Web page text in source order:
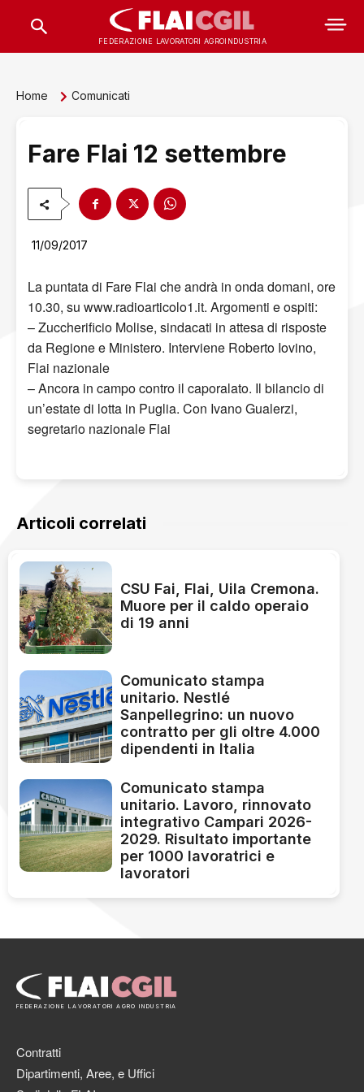
FEDERAZIONE LAVORATORI AGROINDUSTRIA
Home Comunicati
Fare Flai 12 settembre
11/09/2017
La puntata di Fare Flai che andrà in onda domani, ore
10.30, su www.radioarticolo1.it. Argomenti e ospiti:
– Zuccherificio Molise, sindacati in attesa di risposte
da Regione e Ministero. Interviene Roberto Iovino,
Flai nazionale
– Ancora in campo contro il caporalato. Il bilancio di
un’estate di lotta in Puglia. Con Ivano Gualerzi,
segretario nazionale Flai
Articoli correlati
CSU Fai, Flai, Uila Cremona.
Muore per il caldo operaio
di 19 anni
Comunicato stampa
unitario. Nestlé
Sanpellegrino: un nuovo
contratto per gli oltre 4.000
dipendenti in Italia
Comunicato stampa
unitario. Lavoro, rinnovato
integrativo Campari 2026-
2029. Risultato importante
per 1000 lavoratrici e
lavoratori
FEDERAZIONE LAVORATORI AGRO INDUSTRIA
Contratti
Dipartimenti, Aree, e Uffici